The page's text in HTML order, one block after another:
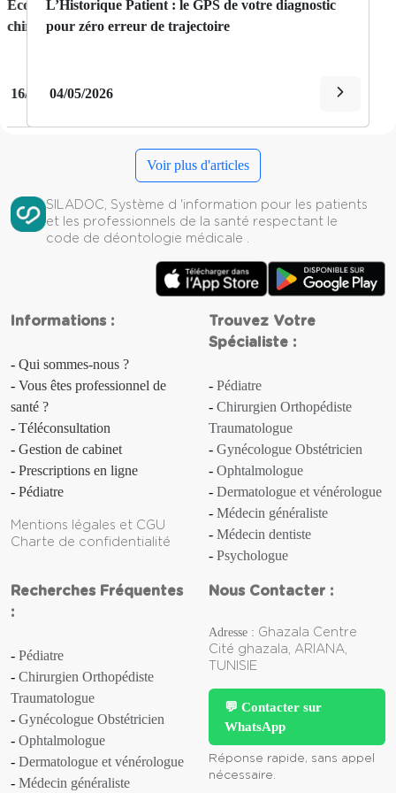
Aménorrhée
Amyotrophie
Anasarque
Anévrisme
Angor
Anorexie
Anosmie
Anthrax
Apathie
Aphasie
Aplasie médullaire
Apnée (du sommeil)
Appendicite
Apraxie
Zero Papier en 2026: le guide ultime pour
dématérialiser vos dossiers patients
14/05/2026
L’Historique Patient : le GPS de votre diagnostic
pour zéro erreur de trajectoire
04/05/2026
Voir plus d'articles
SILADOC, Système d 'information pour les patients
et les professionnels de la santé respectant le
code de déontologie médicale .
Informations :
Qui sommes-nous ?
Vous êtes professionnel de
santé ?
Téléconsultation
Gestion de cabinet
Prescriptions en ligne
Pédiatre
Mentions légales et CGU
Charte de confidentialité
Trouvez Votre
Spécialiste :
Pédiatre
Chirurgien Orthopédiste
Traumatologue
Gynécologue Obstétricien
Ophtalmologue
Dermatologue et vénérologue
Médecin généraliste
Médecin dentiste
Psychologue
Recherches Fréquentes
:
Pédiatre
Chirurgien Orthopédiste
Traumatologue
Gynécologue Obstétricien
Ophtalmologue
Dermatologue et vénérologue
Médecin généraliste
Nous Contacter :
Adresse : Ghazala Centre
Cité ghazala, ARIANA,
TUNISIE
💬 Contacter sur
WhatsApp
Réponse rapide, sans appel
nécessaire.